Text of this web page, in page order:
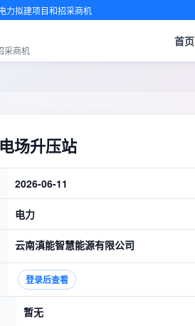
力拟建项目和招采商机
采商机
首页
场升压站
2026-06-11
电力
云南滇能智慧能源有限公司
登录后查看
暂无